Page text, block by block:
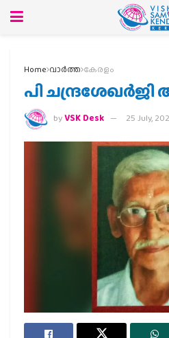
Home വാര്‍ത്ത കേരളം
പി ചന്ദ്രശേഖർജി
byVSK Desk 25 July,